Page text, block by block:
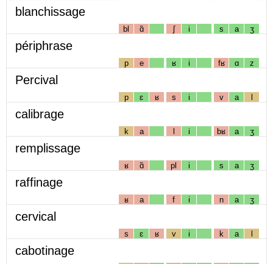
blanchissage
bl ɑ̃ ʃ i s a ʒ
périphrase
p e ʁ i fʁ ɑ z
Percival
p ɛ ʁ s i v a l
calibrage
k a l i bʁ a ʒ
remplissage
ʁ ɑ̃ pl i s a ʒ
raffinage
ʁ a f i n a ʒ
cervical
s ɛ ʁ v i k a l
cabotinage